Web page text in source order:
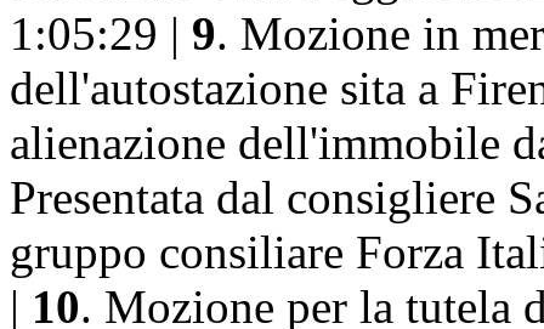
1:05:29 | 9. Mozione in
dell'autostazione sita a
alienazione dell'immobile
Presentata dal consigliere
gruppo consiliare Forza
| 10. Mozione per la tutela